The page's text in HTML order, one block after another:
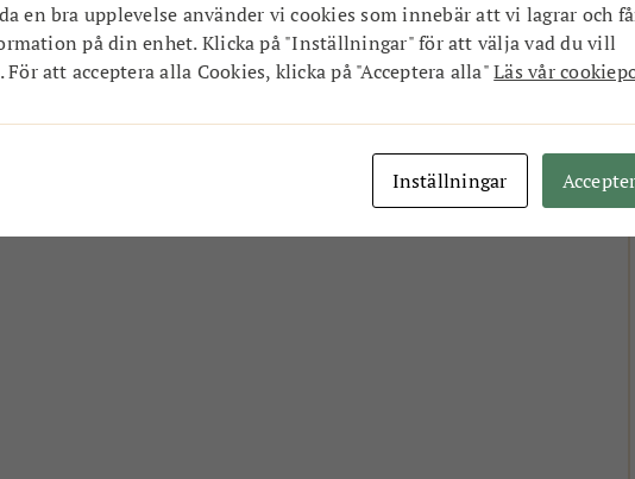
en bra upplevelse använder vi cookies som innebär att vi lagrar och
på din enhet. Klicka på "Inställningar" för att välja vad du vill
att acceptera alla Cookies, klicka på "Acceptera alla"Läs vår
Inställningar